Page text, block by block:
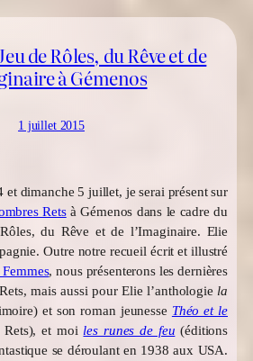
de Rôles, du Rêve et de
à Gémenos
1 juillet 2015
et dimanche 5 juillet, je serai présent sur
Retsà Gémenos dans le cadre du
du Rêve et de l’Imaginaire. Elie
Outre notre recueil écrit et illustré
, nous présenterons les dernières
mais aussi pour Elie l’anthologie la
et son roman jeunesse Théo et le
Rets), et moi les runes de feu (éditions
se déroulant en 1938 aux USA.